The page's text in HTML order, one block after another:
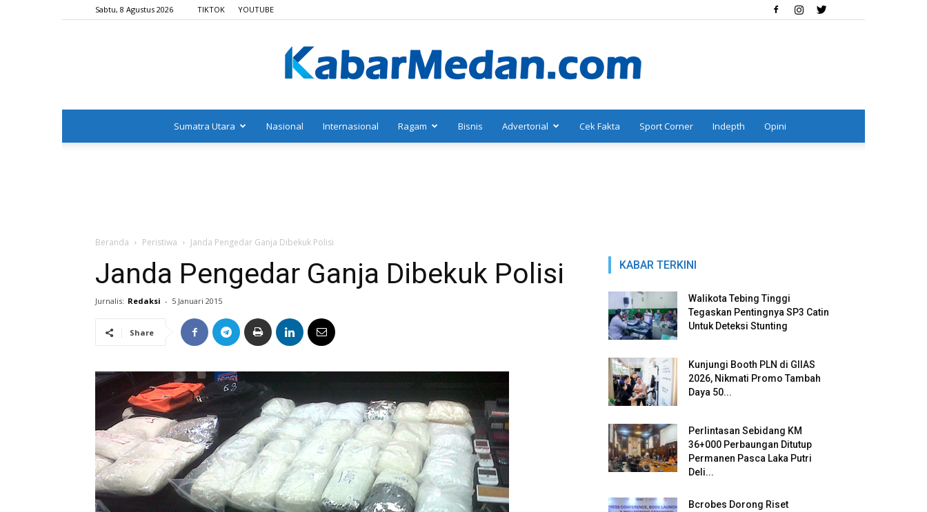
Sabtu, 8 Agustus 2026 TIKTOK YOUTUBE
Sumatra Utara Nasional Internasional Ragam Bisnis Advertorial Cek Fakta Sport Corner Indepth Opini
Beranda Peristiwa Janda Pengedar Ganja Dibekuk Polisi
Janda Pengedar Ganja Dibekuk Polisi
Jurnalis: Redaksi - 5 Januari 2015
Share
KABAR TERKINI
Walikota Tebing Tinggi
Tegaskan Pentingnya SP3 Catin
Untuk Deteksi Stunting
Kunjungi Booth PLN di GIIAS
2026, Nikmati Promo Tambah
Daya 50...
Perlintasan Sebidang KM
36+000 Perbaungan Ditutup
Permanen Pasca Laka Putri
Deli...
Bcrobes Dorong Riset